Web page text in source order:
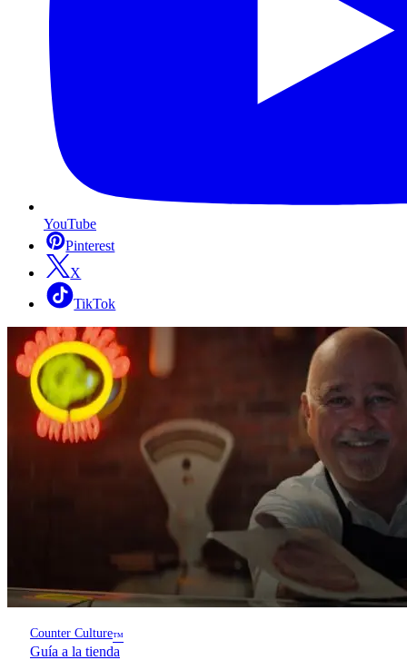
YouTube
Pinterest
X
TikTok
Counter Culture™
Guía a la tienda